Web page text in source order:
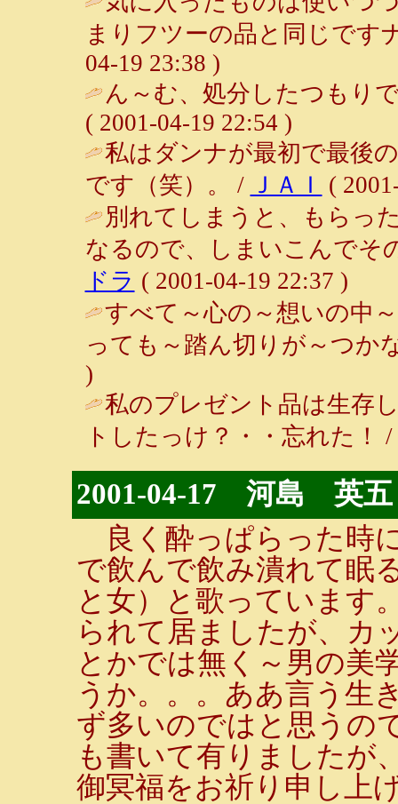
まりフツーの品と同じです
04-19 23:38 )
ん～む、処分したつもり
( 2001-04-19 22:54 )
私はダンナが最初で最後
です（笑）。 / ＪＡＩ
(
別れてしまうと、もらっ
なるので、しまいこんでそ
ドラ ( 2001-04-19 22:37 )
すべて～心の～想いの中
っても～踏ん切りが～つか
)
私のプレゼント品は生存
トしたっけ？・・忘れた！
2001-04-17 河島 英五
良く酔っぱらった時
で飲んで飲み潰れて眠
と女）と歌っています
られて居ましたが、カ
とかでは無く～男の美
うか。。。ああ言う生
ず多いのではと思うの
も書いて有りましたが
御冥福をお祈り申し上